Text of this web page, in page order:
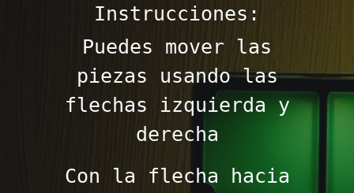
Instrucciones:
Puedes mover las
piezas usando las
flechas izquierda y
derecha
Con la flecha hacia